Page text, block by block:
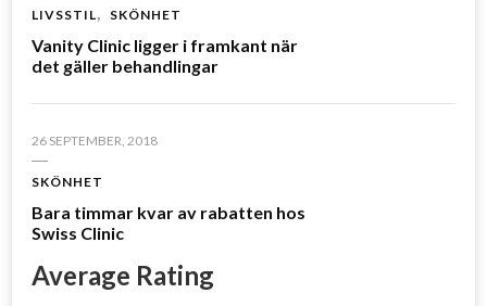
LIVSSTIL SKÖNHET
Vanity Clinic ligger i framkant när
det gäller behandlingar
26 SEPTEMBER, 2018
SKÖNHET
Bara timmar kvar av rabatten hos
Swiss Clinic
Average Rating